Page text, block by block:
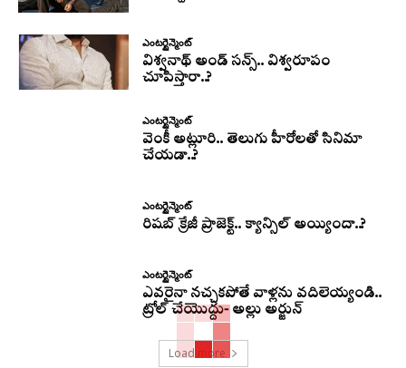
ఎంటర్టైన్మెంట్
విశ్వనాథ్ అండ్ సన్స్.. విశ్వరూపం
చూపిస్తారా..?
ఎంటర్టైన్మెంట్
వెంకీ అట్లూరి.. తెలుగు హీరోలతో సినిమా
చేయడా..?
ఎంటర్టైన్మెంట్
రిషబ్ క్రేజీ ప్రాజెక్ట్.. క్యాన్సిల్ అయ్యిందా..?
ఎంటర్టైన్మెంట్
ఎవరైనా నచ్చకపోతే వాళ్లను వదిలెయ్యండి..
ట్రోల్ చేయొద్దు- అల్లు అర్జున్
Load more